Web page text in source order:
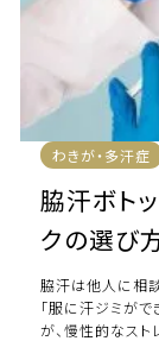
わきが・多汗症
脇汗ボト
クの選び
脇汗は他人に相
「服に汗ジミが
が、慢性的なス